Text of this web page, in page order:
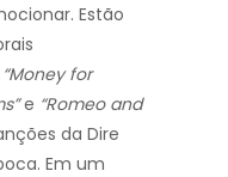
Estão
“Money for
e “Romeo and
da Dire
Em um